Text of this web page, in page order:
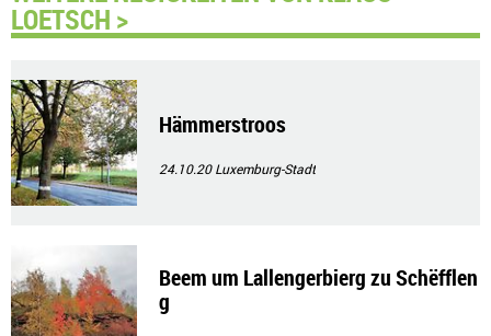
LOETSCH >
Hämmerstroos
24.10.20Luxemburg-Stadt
Beem um Lallengerbierg zu Schëfflen
g